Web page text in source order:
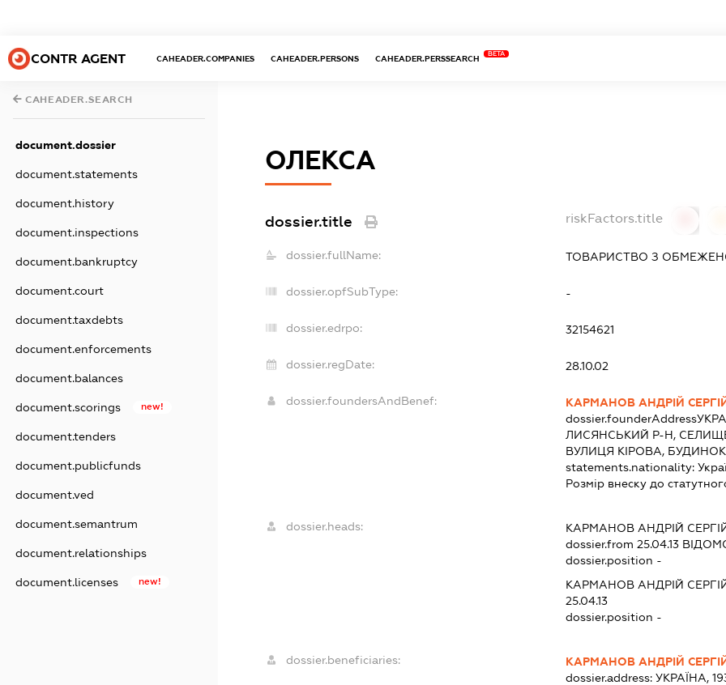
CONTR AGENT CAHEADER.COMPANIES CAHEADER.PERSONS CAHEADER.PERSSEARCH
BETA
CAHEADER.SEARCH
document.dossier
document.statements
document.history
document.inspections
document.bankruptcy
document.court
document.taxdebts
document.enforcements
document.balances
document.scorings new!
document.tenders
document.publicfunds
document.ved
document.semantrum
document.relationships
document.licenses new!
ОЛЕКСА
dossier.title riskFactors.title
dossier.fullName: ТОВАРИСТВО З
dossier.opfSubType: -
dossier.edrpo: 32154621
dossier.regDate: 28.10.02
dossier.foundersAndBenef:
КАРМАНОВ АНДРІЙ
dossier.founderAddress
ЛИСЯНСЬКИЙ Р-Н,
ВУЛИЦЯ КІРОВА, БУДИНОК
statements.nationality:
Розмір внеску до
dossier.heads: КАРМАНОВ АНДРІЙ
dossier.from 25.04.13
dossier.position -
КАРМАНОВ АНДРІЙ
25.04.13
dossier.position -
dossier.beneficiaries:
КАРМАНОВ АНДРІЙ
dossier.address: УКРАЇНА,